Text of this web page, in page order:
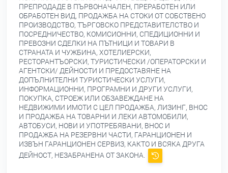
ПРЕПРОДАДЕ В ПЪРВОНАЧАЛЕН, ПРЕРАБОТЕН ИЛИ
ОБРАБОТЕН ВИД, ПРОДАЖБА НА СТОКИ ОТ СОБСТВЕНО
ПРОИЗВОДСТВО, ТЪРГОВСКО ПРЕДСТАВИТЕЛСТВО И
ПОСРЕДНИЧЕСТВО, КОМИСИОННИ, СПЕДИЦИОННИ И
ПРЕВОЗНИ СДЕЛКИ НА ПЪТНИЦИ И ТОВАРИ В
СТРАНАТА И ЧУЖБИНА, ХОТЕЛИЕРСКИ,
РЕСТОРАНТЪОРСКИ, ТУРИСТИЧЕСКИ /ОПЕРАТОРСКИ И
АГЕНТСКИ/ ДЕЙНОСТИ И ПРЕДОСТАВЯНЕ НА
ДОПЪЛНИТЕЛНИ ТУРИСТИЧЕСКИ УСЛУГИ,
ИНФОРМАЦИОННИ, ПРОГРАМНИ И ДРУГИ УСЛУГИ,
ПОКУПКА, СТРОЕЖ ИЛИ ОБЗАВЕЖДАНЕ НА
НЕДВИЖИМИ ИМОТИ С ЦЕЛ ПРОДАЖБА, ЛИЗИНГ, ВНОС
И ПРОДАЖБА НА ТОВАРНИ И ЛЕКИ АВТОМОБИЛИ,
АВТОБУСИ, НОВИ И УПОТРЕБЯВАНИ, ВНОС И
ПРОДАЖБА НА РЕЗЕРВНИ ЧАСТИ, ГАРАНЦИОНЕН И
ИЗВЪН ГАРАНЦИОНЕН СЕРВИЗ, КАКТО И ВСЯКА ДРУГА
ДЕЙНОСТ, НЕЗАБРАНЕНА ОТ ЗАКОНА.